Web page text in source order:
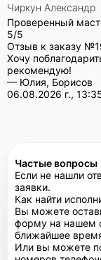
Чиркун Александр
Проверенный
5/5
Отзыв к заказу №
Хочу
рекомендую!
— Юлия, Борисов
06.08.2026 г.,
Частые вопросы
Если не нашли
заявки.
Как найти
Вы можете
форму на нашем
ближайшее
Или вы можете